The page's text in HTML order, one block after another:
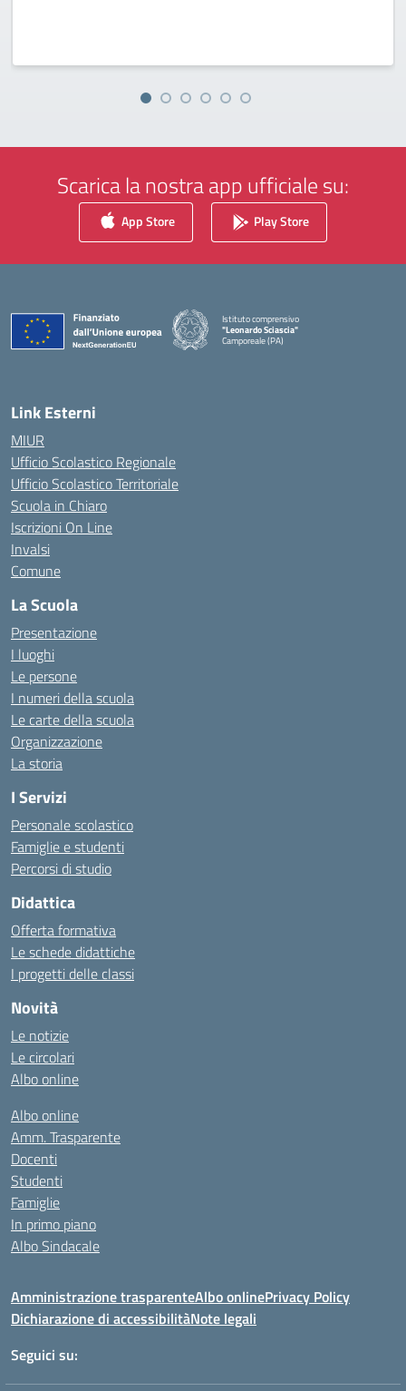
Scarica la nostra app ufficiale su:
App Store Play Store
Istituto comprensivo
"Leonardo Sciascia"
Camporeale (PA)
— Visita la pagina iniziale della scuola
Link Esterni
MIUR
Ufficio Scolastico Regionale
Ufficio Scolastico Territoriale
Scuola in Chiaro
Iscrizioni On Line
Invalsi
Comune
La Scuola
Presentazione
I luoghi
Le persone
I numeri della scuola
Le carte della scuola
Organizzazione
La storia
I Servizi
Personale scolastico
Famiglie e studenti
Percorsi di studio
Didattica
Offerta formativa
Le schede didattiche
I progetti delle classi
Novità
Le notizie
Le circolari
Albo online
Albo online
Amm. Trasparente
Docenti
Studenti
Famiglie
In primo piano
Albo Sindacale
Amministrazione trasparenteAlbo onlinePrivacy Policy
Dichiarazione di accessibilitàNote legali
Seguici su: